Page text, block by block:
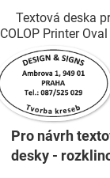
Textová deska
COLOP Printer
Pro návrh
desky -